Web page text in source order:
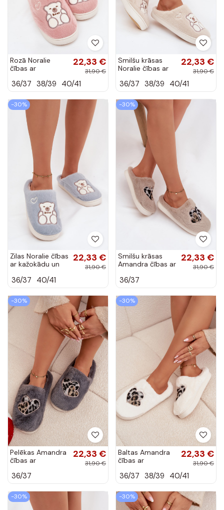
Rozā Noralie
čības ar
22,33 €
31,90 €
36/37 38/39 40/41
Smilšu krāsas
Noralie čības ar
22,33 €
31,90 €
36/37 38/39 40/41
-30%
Zilas Noralie čības
ar kažokādu un
22,33 €
31,90 €
36/37 40/41
-30%
Smilšu krāsas
Amandra čības ar
sirdīm
22,33 €
31,90 €
36/37
-30%
Pelēkas Amandra
čības ar
sirdīm
22,33 €
31,90 €
36/37
-30%
Baltas Amandra
čības ar
sirdīm
22,33 €
31,90 €
36/37 38/39 40/41
-30% -30%